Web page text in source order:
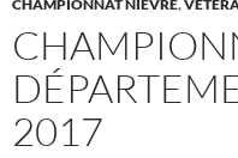
CHAMPIONNAT NIEVRE,
2017